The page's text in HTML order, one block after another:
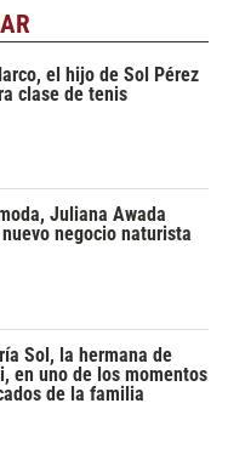
el hijo de Sol Pérez
clase de tenis
Juliana Awada
negocio naturista
Sol, la hermana de
en uno de los momentos
de la familia